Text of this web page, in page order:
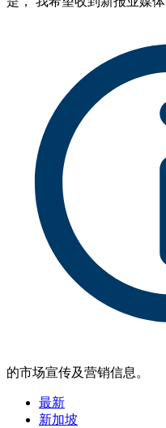
的市场宣传及营销信息。
最新
新加坡